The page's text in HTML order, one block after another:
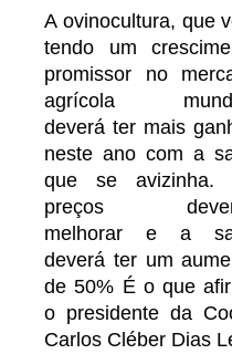
A ovinocultura, que
tendo um
promissor no
agrícola
deverá ter mais
neste ano com a
que se avizinha.
preços
melhorar e a
deverá ter um
de 50% É o que
o presidente da
Carlos Cléber Dias